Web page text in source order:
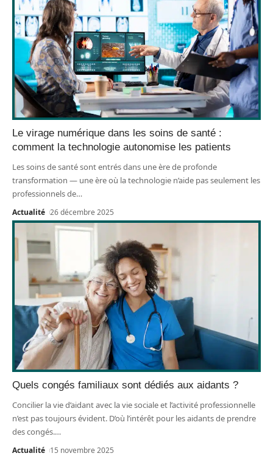
Le virage numérique dans les soins de santé :
comment la technologie autonomise les patients
Les soins de santé sont entrés dans une ère de profonde
transformation — une ère où la technologie n’aide pas seulement les
professionnels de…
Actualité 26 décembre 2025
Quels congés familiaux sont dédiés aux aidants ?
Concilier la vie d’aidant avec la vie sociale et l’activité professionnelle
n’est pas toujours évident. D’où l’intérêt pour les aidants de prendre
des congés.…
Actualité 15 novembre 2025